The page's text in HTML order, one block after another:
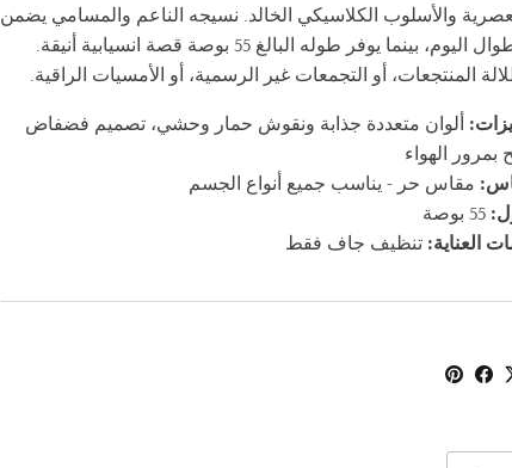
والأسلوب الكلاسيكي الخالد. نسيجه الناعم والمسامي يضمن
لكِ راحة طوال اليوم، بينما يوفر طوله البالغ 55 بوصة قصة انسيابية أنيقة.
المنتجعات، أو التجمعات غير الرسمية، أو الأمسيات الراقية.
ألوان متعددة جذابة ونقوش حمار وحشي، تصميم فضفاض
بمرور الهواء
مقاس حر - يناسب جميع أنواع الجسم
العناية: تنظيف جاف فقط